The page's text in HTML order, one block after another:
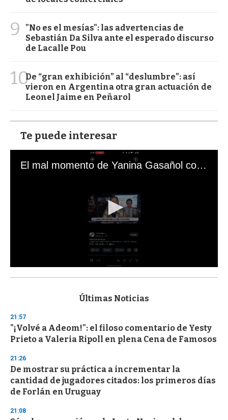
9
"No es el mesías": las advertencias de
Sebastián Da Silva ante el esperado discurso
de Lacalle Pou
10De “gran exhibición” al “deslumbre”: así
vieron en Argentina otra gran actuación de
Leonel Jaime en Peñarol
Te puede interesar
El mal momento de Yanina Gasañol con un hincha argentino en "Subrayado"
s
d
s
o
f
3
s
c
o
d
s
Últimas Noticias
21:57
"¡Volvé a Adeom!": el filoso comentario de Yesty
Prieto a Valeria Ripoll en plena Cena de Famosos
21:26
De mostrar su práctica a incrementar la
cantidad de jugadores citados: los primeros días
de Forlán en Uruguay
21:08